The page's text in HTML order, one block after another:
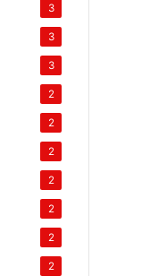
3
3
3
2
2
2
2
2
2
2